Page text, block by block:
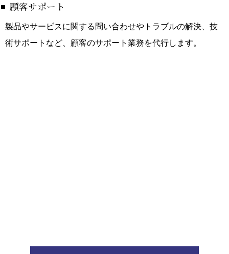
顧客サポート
製品やサービスに関する問い合わせやトラブルの解決、技
術サポートなど、顧客のサポート業務を代行します。